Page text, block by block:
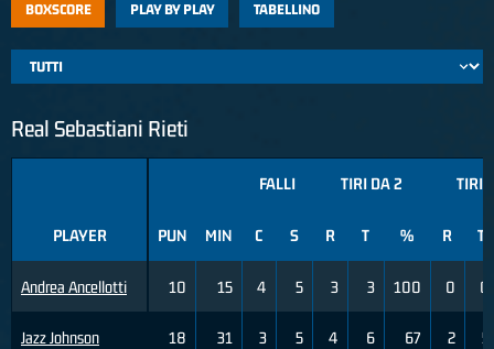
BOXSCORE PLAY BY PLAY TABELLINO
Real Sebastiani Rieti
PLAYER
Andrea Ancellotti
Jazz Johnson
FALLI TIRI DA 2 TIRI
PUN MIN C S R T % R T
10 15 4 5 3 3 100 0 0
18 31 3 5 4 6 67 2 5